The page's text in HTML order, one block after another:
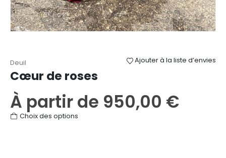
Ajouter à la liste d’envies
Deuil
Cœur de roses
À partir de 950,00 €
Choix des options